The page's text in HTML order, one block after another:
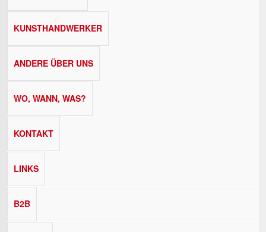
KUNSTHANDWERKER
ANDERE ÜBER UNS
WO, WANN, WAS?
KONTAKT
LINKS
B2B